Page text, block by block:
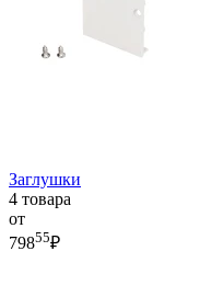
Заглушки
4 товара
от
79855₽